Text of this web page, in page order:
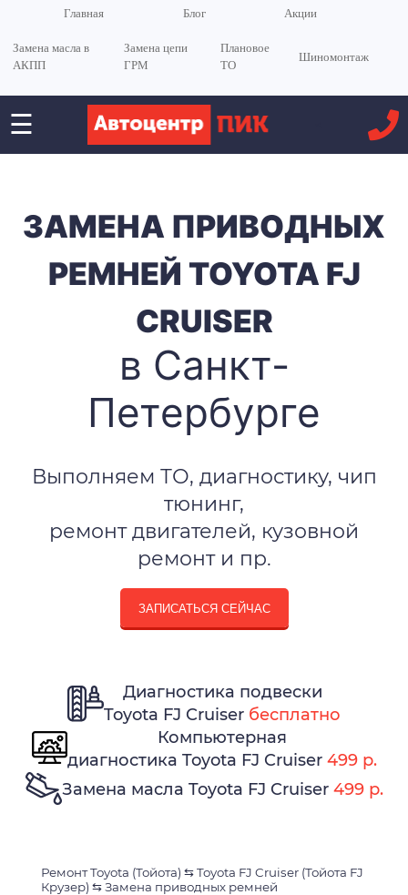
Главная Блог Акции
Замена масла в
АКПП
Замена цепи
ГРМ
Плановое
ТО
Шиномонтаж
☰
ЗАМЕНА ПРИВОДНЫХ
РЕМНЕЙ TOYOTA FJ
CRUISER
в Санкт-
Петербурге
Выполняем ТО, диагностику, чип
тюнинг,
ремонт двигателей, кузовной
ремонт и пр.
ЗАПИСАТЬСЯ СЕЙЧАС
Диагностика подвески
Toyota FJ Cruiser бесплатно
Компьютерная
диагностика Toyota FJ Cruiser 499 р.
Замена масла Toyota FJ Cruiser 499 р.
Ремонт Toyota (Тойота) ⇆Toyota FJ Cruiser (Тойота FJ
Крузер) ⇆Замена приводных ремней